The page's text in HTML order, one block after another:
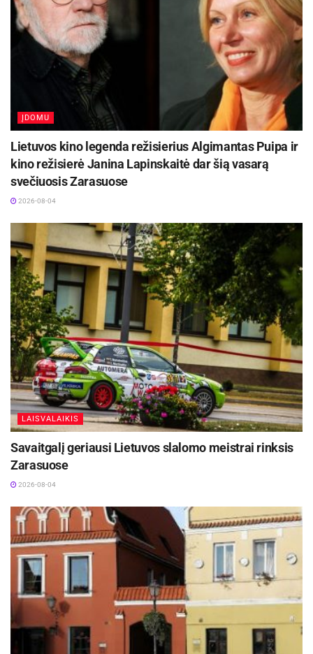
ĮDOMU
Lietuvos kino legenda režisierius Algimantas Puipa ir
kino režisierė Janina Lapinskaitė dar šią vasarą
svečiuosis Zarasuose
2026-08-04
LAISVALAIKIS
Savaitgalį geriausi Lietuvos slalomo meistrai rinksis
Zarasuose
2026-08-04